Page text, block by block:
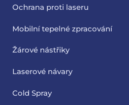
Ochrana proti laseru
Mobilní tepelné zpracování
Žárové nástřiky
Laserové návary
Cold Spray